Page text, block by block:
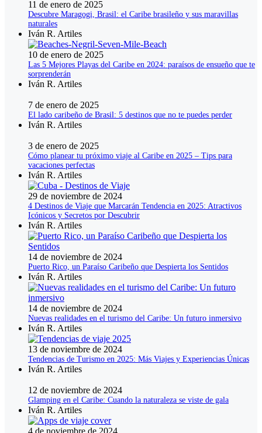
11 de enero de 2025
Descubre Maragogi, Brasil: el Caribe brasileño y sus maravillas
naturales
Iván R. Artiles
10 de enero de 2025
Las 5 Mejores Playas del Caribe en 2024: paraísos de ensueño que te
sorprenderán
Iván R. Artiles
7 de enero de 2025
El lado caribeño de Brasil: 5 destinos que no te puedes perder
Iván R. Artiles
3 de enero de 2025
Cómo planear tu próximo viaje al Caribe en 2025 – Tips para
vacaciones perfectas
Iván R. Artiles
29 de noviembre de 2024
4 Destinos de Viaje que Marcarán Tendencia en 2025: Atractivos
Icónicos y Secretos por Descubrir
Iván R. Artiles
14 de noviembre de 2024
Puerto Rico, un Paraíso Caribeño que Despierta los Sentidos
Iván R. Artiles
14 de noviembre de 2024
Nuevas realidades en el turismo del Caribe: Un futuro inmersivo
Iván R. Artiles
13 de noviembre de 2024
Tendencias de Turismo en 2025: Más Viajes y Experiencias Únicas
Iván R. Artiles
12 de noviembre de 2024
Glamping en el Caribe: Cuando la naturaleza se viste de gala
Iván R. Artiles
4 de noviembre de 2024